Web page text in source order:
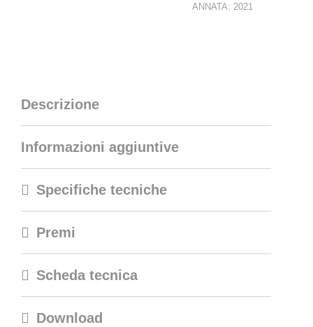
ANNATA: 2021
Descrizione
Informazioni aggiuntive
Specifiche tecniche
Premi
Scheda tecnica
Download